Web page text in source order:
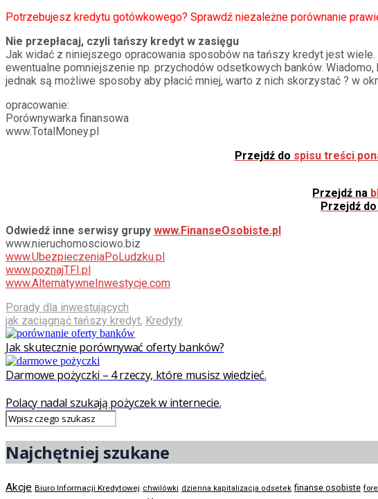
Potrzebujesz kredytu gotówkowego? Sprawdź niezależne porównanie
Nie przepłacaj, czyli tańszy kredyt w zasięgu
Jak widać z niniejszego opracowania sposobów na tańszy kredyt jest
ewentualne pomniejszenie np. przychodów odsetkowych banków.
jednak są możliwe sposoby aby płacić mniej, warto z nich skorzystać ? w
opracowanie:
Porównywarka finansowa
www.TotalMoney.pl
Przejdź do spisu treści
Przejdź na
Przejdź do
Odwiedź inne serwisy grupy www.FinanseOsobiste.pl
www.nieruchomosciowo.biz
www.UbezpieczeniaPoLudzku.pl
www.poznajTFI.pl
www.AlternatywneInwestycje.com
Porady dla inwestujących
jak zaciągnąć tańszy kredyt, Kredyty
Jak skutecznie porównywać oferty banków?
Darmowe pożyczki – 4 rzeczy, które musisz wiedzieć.
Polacy nadal szukają pożyczek w internecie.
Najchętniej szukane
Akcje Biuro Informacji Kredytowej chwilówki dzienna kapitalizacja odsetek finanse osobiste